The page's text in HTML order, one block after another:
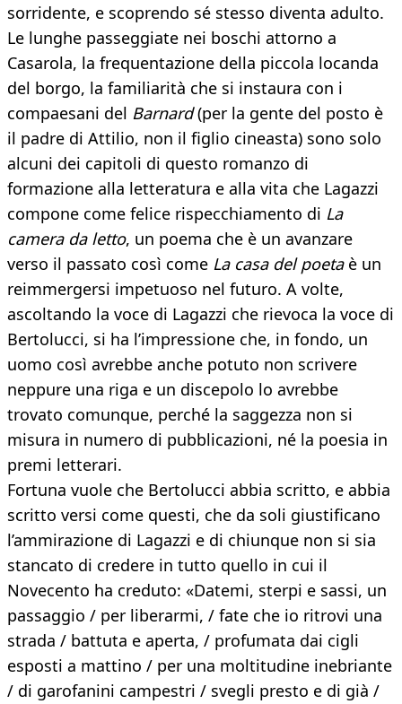
sorridente, e scoprendo sé stesso diventa adulto.
Le lunghe passeggiate nei boschi attorno a
Casarola, la frequentazione della piccola locanda
del borgo, la familiarità che si instaura con i
compaesani del Barnard(per la gente del posto è
il padre di Attilio, non il figlio cineasta) sono solo
alcuni dei capitoli di questo romanzo di
formazione alla letteratura e alla vita che Lagazzi
compone come felice rispecchiamento di La
camera da letto, un poema che è un avanzare
verso il passato così come La casa del poetaè un
reimmergersi impetuoso nel futuro. A volte,
ascoltando la voce di Lagazzi che rievoca la voce di
Bertolucci, si ha l’impressione che, in fondo, un
uomo così avrebbe anche potuto non scrivere
neppure una riga e un discepolo lo avrebbe
trovato comunque, perché la saggezza non si
misura in numero di pubblicazioni, né la poesia in
premi letterari.
Fortuna vuole che Bertolucci abbia scritto, e abbia
scritto versi come questi, che da soli giustificano
l’ammirazione di Lagazzi e di chiunque non si sia
stancato di credere in tutto quello in cui il
Novecento ha creduto: «Datemi, sterpi e sassi, un
passaggio / per liberarmi, / fate che io ritrovi una
strada / battuta e aperta, / profumata dai cigli
esposti a mattino / per una moltitudine inebriante
/ di garofanini campestri / svegli presto e di già /